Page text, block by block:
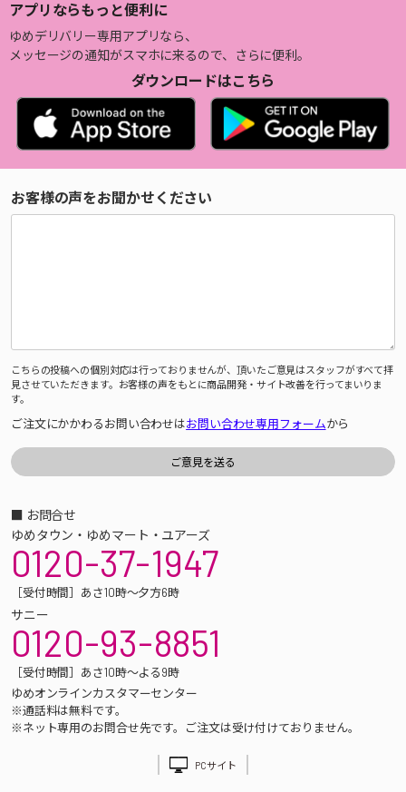
アプリならもっと便利に
ゆめデリバリー専用アプリなら、
メッセージの通知がスマホに来るので、さらに便利。
ダウンロードはこちら
お客様の声をお聞かせください
こちらの投稿への個別対応は行っておりませんが、頂いたご意見はスタッフがすべて拝
見させていただきます。お客様の声をもとに商品開発・サイト改善を行ってまいりま
す。
ご注文にかかわるお問い合わせはお問い合わせ専用フォームから
■ お問合せ
ゆめタウン・ゆめマート・ユアーズ
0120-37-1947
［受付時間］あさ10時～夕方6時
サニー
0120-93-8851
［受付時間］あさ10時～よる9時
ゆめオンラインカスタマーセンター
※通話料は無料です。
※ネット専用のお問合せ先です。ご注文は受け付けておりません。
PCサイト